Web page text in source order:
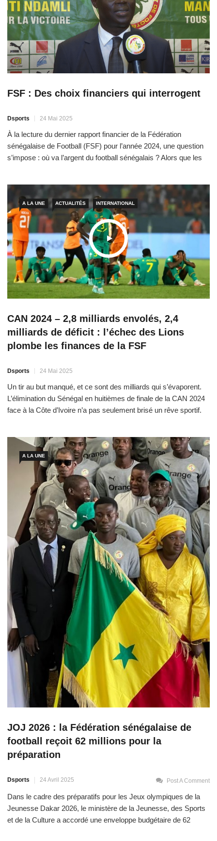
FSF : Des choix financiers qui interrogent
Dsports 24 Mai 2025
À la lecture du dernier rapport financier de la Fédération
sénégalaise de Football (FSF) pour l’année 2024, une question
s’impose : où va l’argent du football sénégalais ? Alors que les
financière de l’instance. En effet, les […]
A LA UNE ACTUALITÉS INTERNATIONAL
CAN 2024 – 2,8 milliards envolés, 2,4
milliards de déficit : l’échec des Lions
plombe les finances de la FSF
Dsports 24 Mai 2025
Un tir au but manqué, et ce sont des milliards qui s’évaporent.
L’élimination du Sénégal en huitièmes de finale de la CAN 2024
face à la Côte d’Ivoire n’a pas seulement brisé un rêve sportif.
A LA UNE
JOJ 2026 : la Fédération sénégalaise de
football reçoit 62 millions pour la
préparation
Dsports 24 Avril 2025 Post A Comment
Dans le cadre des préparatifs pour les Jeux olympiques de la
Jeunesse Dakar 2026, le ministère de la Jeunesse, des Sports
et de la Culture a accordé une enveloppe budgétaire de 62